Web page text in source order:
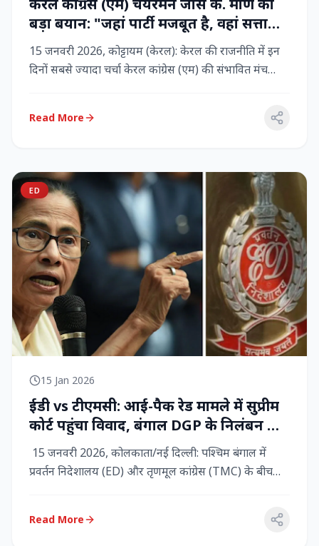
बड़ा बयान: "जहां पार्टी मजबूत है, वहां सत्ता
बनी रहेगी" – LDF के साथ बने रहने पर जोर
15 जनवरी 2026, कोट्टायम (केरल): केरल की राजनीति में इन
दिनों सबसे ज्यादा चर्चा केरल कांग्रेस (एम) की संभावित मंच
Read More
ED
15 Jan 2026
ईडी vs टीएमसी: आई-पैक रेड मामले में सुप्रीम
कोर्ट पहुंचा विवाद, बंगाल DGP के निलंबन की
मांग, कलकत्ता हाईकोर्ट में CBI छापेमारी
15 जनवरी 2026, कोलकाता/नई दिल्ली: पश्चिम बंगाल में
प्रवर्तन निदेशालय (ED) और तृणमूल कांग्रेस (TMC) के बीच
Read More